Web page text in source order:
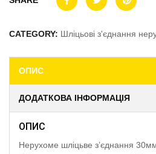
CATEGORY: Шліцьові з'єднання
ОПИС
ДОДАТКОВА ІНФОРМАЦІЯ
ОПИС
Нерухоме шліцьве з’єднання